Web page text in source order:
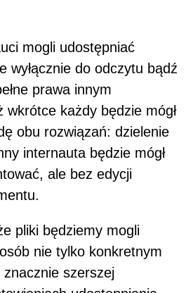
mogli udostępniać
wyłącznie do odczytu bądź
prawa innym
wkrótce każdy będzie mógł
obu rozwiązań: dzielenie
internauta będzie mógł
ale bez edycji
pliki będziemy mogli
nie tylko konkretnym
szerszej